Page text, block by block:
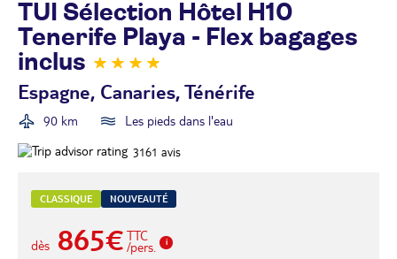
TUI Sélection Hôtel H10
Tenerife Playa - Flex bagages
inclus
Espagne, Canaries, Ténérife
90 km Les pieds dans l'eau
3161 avis
CLASSIQUE NOUVEAUTÉ
dès 865€ TTC
/pers.